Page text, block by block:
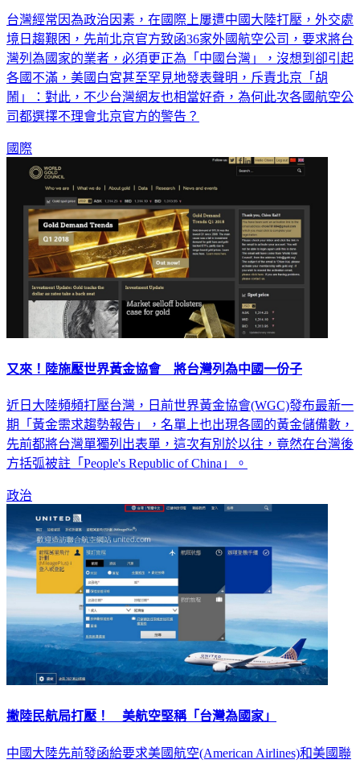
台灣經常因為政治因素，在國際上屢遭中國大陸打壓，外交處
境日趨艱困，先前北京官方致函36家外國航空公司，要求將台
灣列為國家的業者，必須更正為「中國台灣」，沒想到卻引起
各國不滿，美國白宮甚至罕見地發表聲明，斥責北京「胡
鬧」：對此，不少台灣網友也相當好奇，為何此次各國航空公
司都選擇不理會北京官方的警告？
國際
又來！陸施壓世界黃金協會 將台灣列為中國一份子
近日大陸頻頻打壓台灣，日前世界黃金協會(WGC)發布最新一
期「黃金需求趨勢報告」，名單上也出現各國的黃金儲備數，
先前都將台灣單獨列出表單，這次有別於以往，竟然在台灣後
方括弧被註「People's Republic of China」。
政治
撇陸民航局打壓！ 美航空堅稱「台灣為國家」
中國大陸先前發函給要求美國航空(American Airlines)和美國聯